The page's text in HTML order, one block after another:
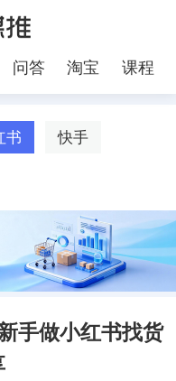
问答 淘宝 课程
书 快手
手做小红书找货